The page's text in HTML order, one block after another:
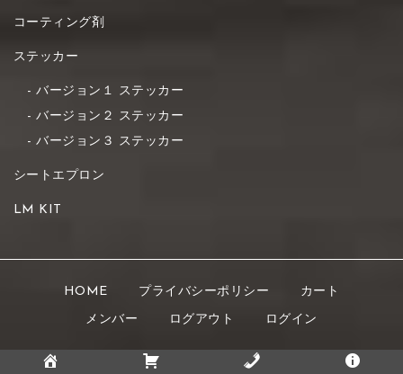
コーティング剤
ステッカー
バージョン１ ステッカー
バージョン２ ステッカー
バージョン３ ステッカー
シートエプロン
LM KIT
HOME プライバシーポリシー カート
メンバー ログアウト ログイン
Copyright © 2021 K's STYLE All rights reserved.